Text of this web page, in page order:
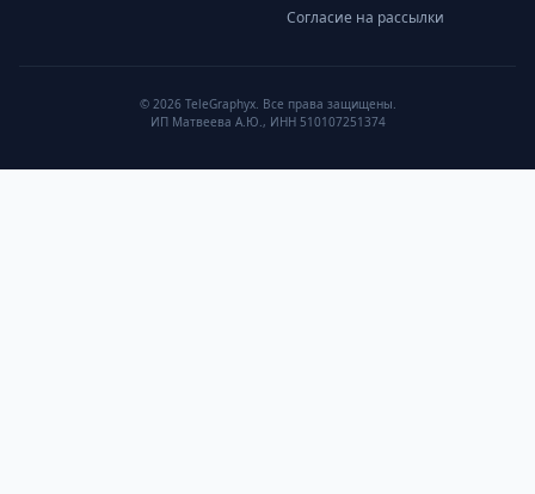
Согласие на рассылки
© 2026 TeleGraphyx. Все права защищены.
ИП Матвеева А.Ю., ИНН 510107251374